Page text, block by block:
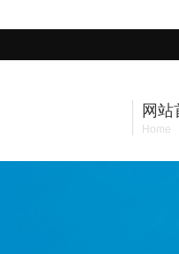
网站
Home